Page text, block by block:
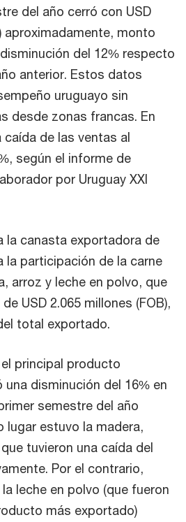
del año cerró con USD
aproximadamente, monto
del 12% respecto
anterior. Estos datos
uruguayo sin
desde zonas francas. En
de las ventas al
según el informe de
por Uruguay XXI
la canasta exportadora de
la participación de la carne
arroz y leche en polvo, que
USD 2.065 millones (FOB),
total exportado.
principal producto
disminución del 16% en
semestre del año
lugar estuvo la madera,
tuvieron una caída del
Por el contrario,
leche en polvo (que fueron
más exportado)